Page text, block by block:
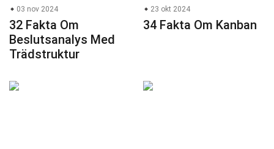
03 nov 2024
32 Fakta Om
Beslutsanalys Med
Trädstruktur
23 okt 2024
34 Fakta Om Kanban